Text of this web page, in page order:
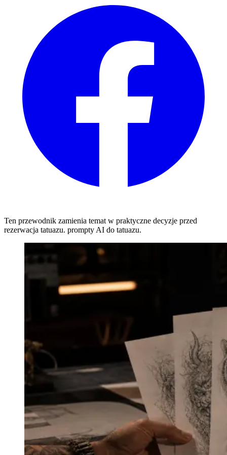
Ten przewodnik zamienia temat w praktyczne decyzje przed
rezerwacja tatuazu. prompty AI do tatuazu.